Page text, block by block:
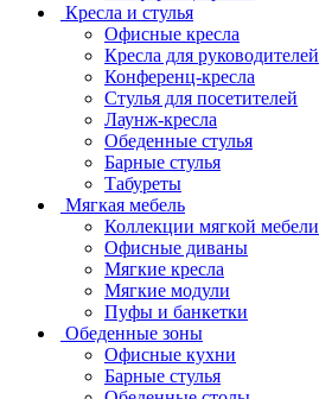
Кресла и стулья
Офисные кресла
Кресла для руководителей
Конференц-кресла
Стулья для посетителей
Лаунж-кресла
Обеденные стулья
Барные стулья
Табуреты
Мягкая мебель
Коллекции мягкой мебели
Офисные диваны
Мягкие кресла
Мягкие модули
Пуфы и банкетки
Обеденные зоны
Офисные кухни
Барные стулья